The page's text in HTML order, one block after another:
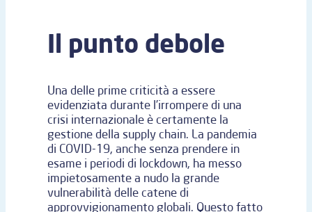
Il punto debole
Una delle prime criticità a essere
evidenziata durante l’irrompere di una
crisi internazionale è certamente la
gestione della supply chain. La pandemia
di COVID-19, anche senza prendere in
esame i periodi di lockdown, ha messo
impietosamente a nudo la grande
vulnerabilità delle catene di
approvvigionamento globali. Questo fatto